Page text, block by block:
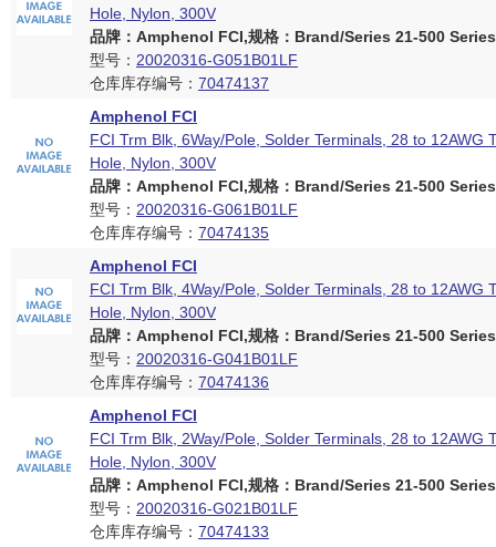
Hole, Nylon, 300V
品牌：Amphenol FCI,规格：Brand/Series 21-500
型号： 20020316-G051B01LF
仓库库存编号： 70474137
Amphenol FCI
FCI Trm Blk, 6Way/Pole, Solder Terminals, 28 to 12AWG
Hole, Nylon, 300V
品牌：Amphenol FCI,规格：Brand/Series 21-500
型号： 20020316-G061B01LF
仓库库存编号： 70474135
Amphenol FCI
FCI Trm Blk, 4Way/Pole, Solder Terminals, 28 to 12AWG
Hole, Nylon, 300V
品牌：Amphenol FCI,规格：Brand/Series 21-500
型号： 20020316-G041B01LF
仓库库存编号： 70474136
Amphenol FCI
FCI Trm Blk, 2Way/Pole, Solder Terminals, 28 to 12AWG
Hole, Nylon, 300V
品牌：Amphenol FCI,规格：Brand/Series 21-500
型号： 20020316-G021B01LF
仓库库存编号： 70474133